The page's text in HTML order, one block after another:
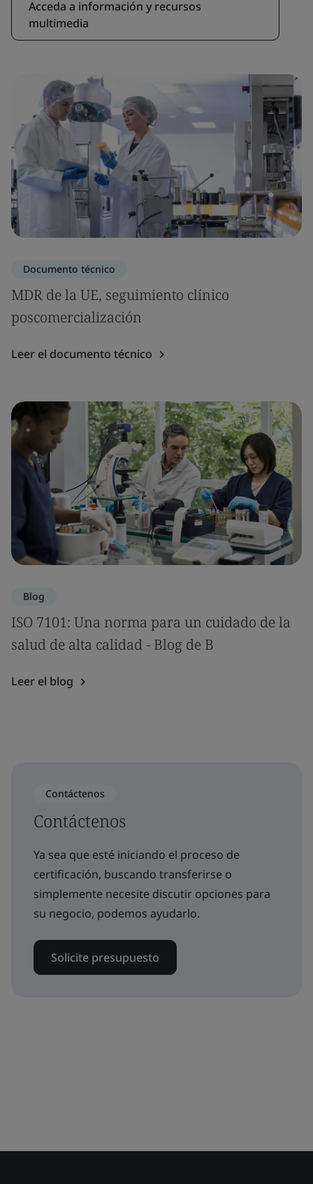
Acceda a información y recursos
multimedia
Documento técnico
MDR de la UE, seguimiento clínico
poscomercialización
Leer el documento técnico
Blog
ISO 7101: Una norma para un cuidado de la
salud de alta calidad - Blog de B
Leer el blog
Contáctenos
Contáctenos
Ya sea que esté iniciando el proceso de
certificación, buscando transferirse o
simplemente necesite discutir opciones para
su negocio, podemos ayudarlo.
Solicite presupuesto